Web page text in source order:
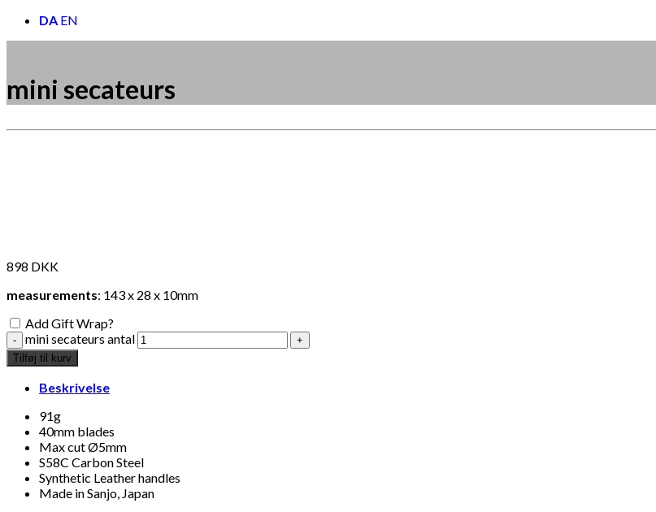
DA EN
mini secateurs
Add to Wishlist
nøddeknækker
898 DKK
measurements: 143 x 28 x 10mm
Add Gift Wrap?
mini secateurs antal
Tilføj til kurv
Beskrivelse
91g
40mm blades
Max cut Ø5mm
S58C Carbon Steel
Synthetic Leather handles
Made in Sanjo, Japan